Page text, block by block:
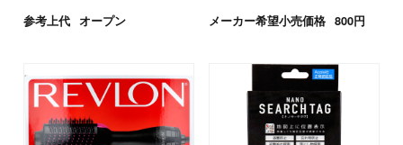
参考上代 オープン メーカー希望小売価格 800円